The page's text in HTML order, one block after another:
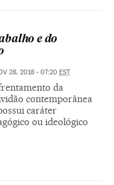
e do
28, 2018 - 07:20 EST
da
contemporânea
caráter
ou ideológico